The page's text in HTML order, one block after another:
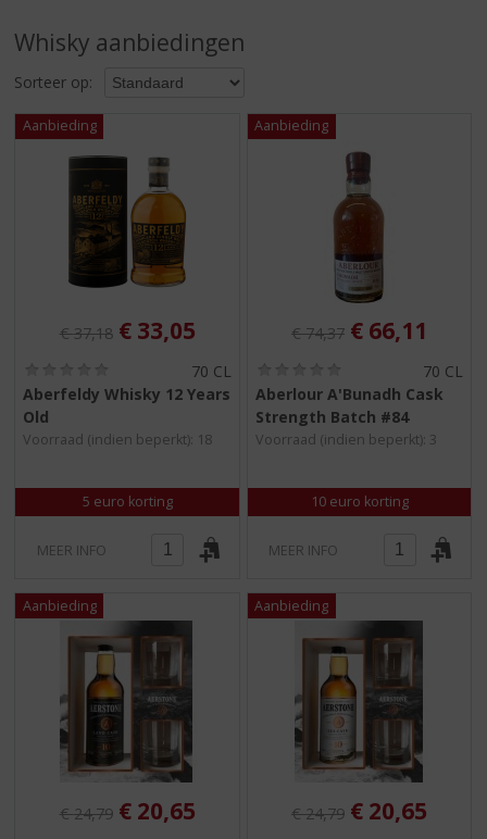
r
n
g
n
g
a
t
Whisky aanbiedingen
Sorteer op:
Originele prijs was:
€37,18 , Huidige prijs is:
€ 33,05
,
/
70 CL
Aberfeldy Whisky 12 Years
Old
Voorraad (indien beperkt): 18
5 euro korting
MEER INFO
Originele prijs was:
€74,37 , Huidige
€ 66,11
,
0
/
70 CL
Aberlour A'Bunadh Cask
Strength Batch #84
Voorraad (indien beperkt): 3
10 euro korting
MEER INFO
Originele prijs was:
€24,79 , Huidige prijs is:
€ 20,65 Originele prijs was:
€24,79 , Huidige
€ 20,65